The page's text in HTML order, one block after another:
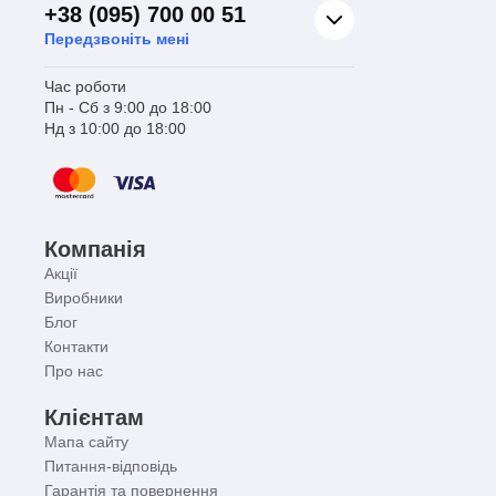
+38 (095) 700 00 51
Передзвоніть мені
Час роботи
Пн - Сб з 9:00 до 18:00
Нд з 10:00 до 18:00
Компанія
Акції
Виробники
Блог
Контакти
Про нас
Клієнтам
Мапа сайту
Питання-відповідь
Гарантія та повернення